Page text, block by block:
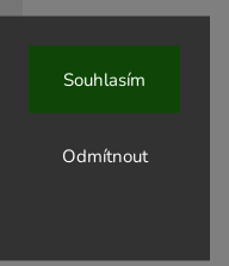
Odmítnout
Souhlasím